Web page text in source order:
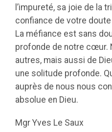
l’impureté, sa joie de la
confiance de votre
La méfiance est sans
profonde de notre cœur.
autres, mais aussi de
une solitude profonde.
auprès de nous nous
absolue en Dieu.
Mgr Yves Le Saux